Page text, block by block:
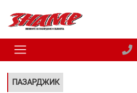
ПАЗАРДЖИК